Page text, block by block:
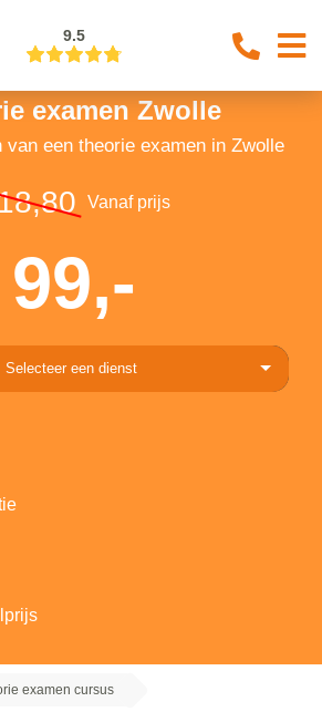
9.5
examen Zwolle
een theorie examen in Zwolle
Vanaf prijs
99,-
Selecteer een dienst
examen cursus